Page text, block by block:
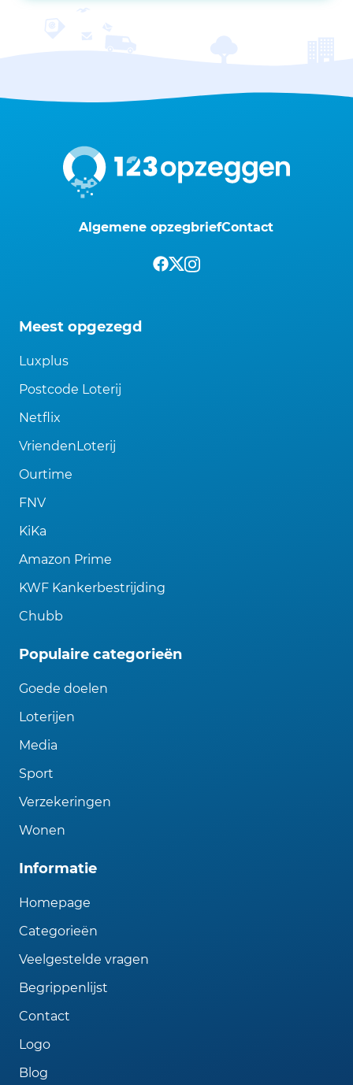
Algemene opzegbriefContact
Meest opgezegd
Luxplus
Postcode Loterij
Netflix
VriendenLoterij
Ourtime
FNV
KiKa
Amazon Prime
KWF Kankerbestrijding
Chubb
Populaire categorieën
Goede doelen
Loterijen
Media
Sport
Verzekeringen
Wonen
Informatie
Homepage
Categorieën
Veelgestelde vragen
Begrippenlijst
Contact
Logo
Blog